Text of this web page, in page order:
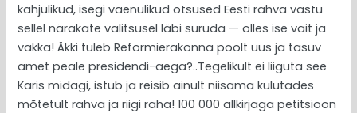
kahjulikud, isegi vaenulikud otsused Eesti rahva vastu
sellel närakate valitsusel läbi suruda — olles ise vait ja
vakka! Äkki tuleb Reformierakonna poolt uus ja tasuv
amet peale presidendi-aega?..Tegelikult ei liiguta see
Karis midagi, istub ja reisib ainult niisama kulutades
mõtetult rahva ja riigi raha! 100 000 allkirjaga petitsioon